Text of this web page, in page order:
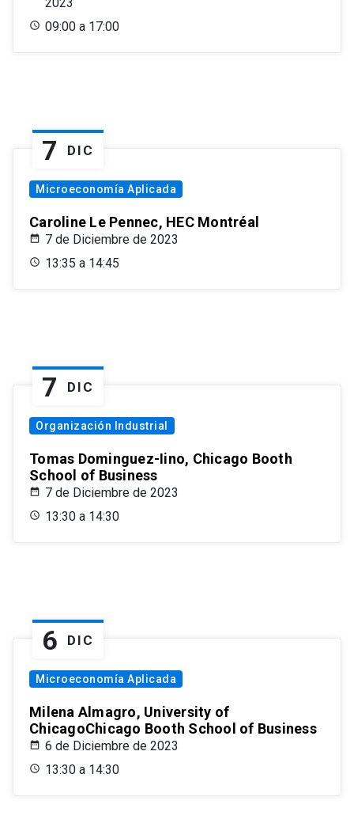
09:00 a 17:00
7 DIC
Microeconomía Aplicada
Caroline Le Pennec, HEC Montréal
7 de Diciembre de 2023
13:35 a 14:45
7 DIC
Organización Industrial
Tomas Dominguez-Iino, Chicago Booth
School of Business
7 de Diciembre de 2023
13:30 a 14:30
6 DIC
Microeconomía Aplicada
Milena Almagro, University of
ChicagoChicago Booth School of Business
6 de Diciembre de 2023
13:30 a 14:30